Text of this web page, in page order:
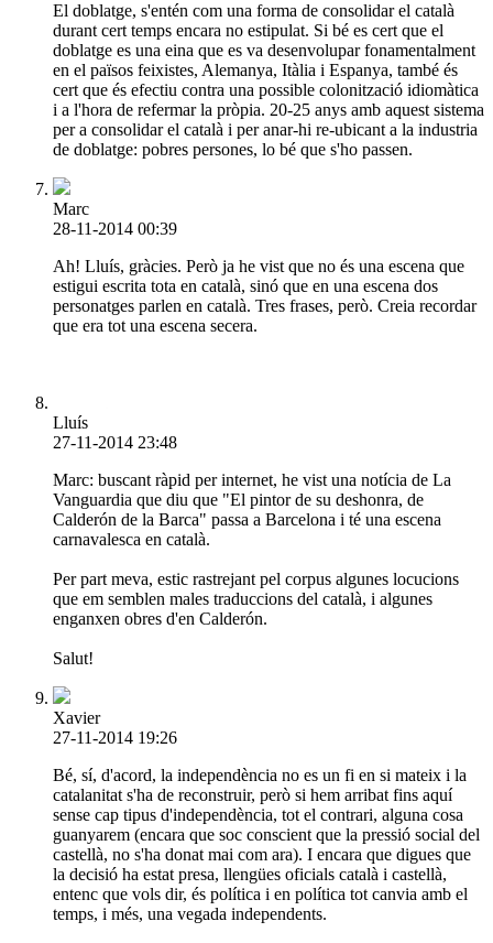
El doblatge, s'entén com una forma de consolidar el català
durant cert temps encara no estipulat. Si bé es cert que el
doblatge es una eina que es va desenvolupar fonamentalment
en el països feixistes, Alemanya, Itàlia i Espanya, també és
cert que és efectiu contra una possible colonització idiomàtica
i a l'hora de refermar la pròpia. 20-25 anys amb aquest sistema
per a consolidar el català i per anar-hi re-ubicant a la industria
de doblatge: pobres persones, lo bé que s'ho passen.
Marc
28-11-2014 00:39
Ah! Lluís, gràcies. Però ja he vist que no és una escena que
estigui escrita tota en català, sinó que en una escena dos
personatges parlen en català. Tres frases, però. Creia recordar
que era tot una escena secera.
Lluís
27-11-2014 23:48
Marc: buscant ràpid per internet, he vist una notícia de La
Vanguardia que diu que "El pintor de su deshonra, de
Calderón de la Barca" passa a Barcelona i té una escena
carnavalesca en català.
Per part meva, estic rastrejant pel corpus algunes locucions
que em semblen males traduccions del català, i algunes
enganxen obres d'en Calderón.
Salut!
Xavier
27-11-2014 19:26
Bé, sí, d'acord, la independència no es un fi en si mateix i la
catalanitat s'ha de reconstruir, però si hem arribat fins aquí
sense cap tipus d'independència, tot el contrari, alguna cosa
guanyarem (encara que soc conscient que la pressió social del
castellà, no s'ha donat mai com ara). I encara que digues que
la decisió ha estat presa, llengües oficials català i castellà,
entenc que vols dir, és política i en política tot canvia amb el
temps, i més, una vegada independents.